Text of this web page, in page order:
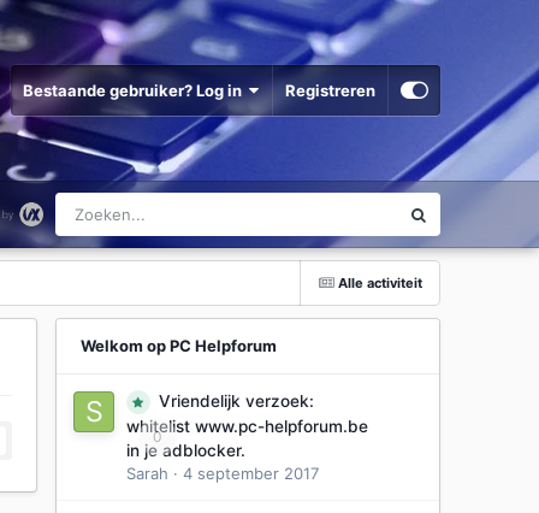
Bestaande gebruiker? Log in Registreren
Alle activiteit
Welkom op PC Helpforum
0
Vriendelijk verzoek:
whitelist www.pc-helpforum.be
in je adblocker.
Sarah · 4 september 2017